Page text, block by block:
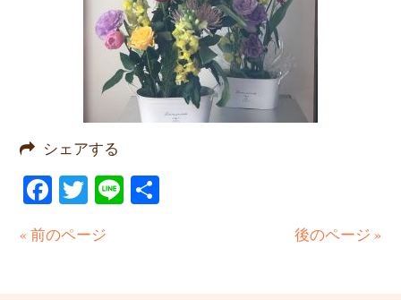
シェアする
Facebook
Twitter
Line
« 前のページ 後のページ »